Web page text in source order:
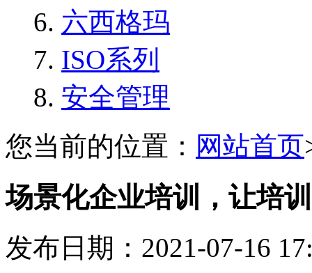
六西格玛
ISO系列
安全管理
您当前的位置： 网站首页
场景化企业培训，让培
发布日期：2021-07-16